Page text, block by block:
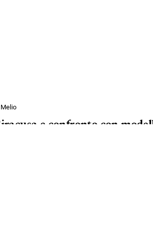
e confronto con